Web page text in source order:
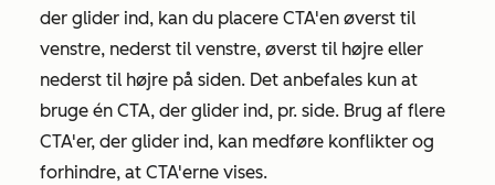
der glider ind, kan du placere CTA'en øverst til
venstre, nederst til venstre, øverst til højre eller
nederst til højre på siden. Det anbefales kun at
bruge én CTA, der glider ind, pr. side. Brug af flere
CTA'er, der glider ind, kan medføre konflikter og
forhindre, at CTA'erne vises.